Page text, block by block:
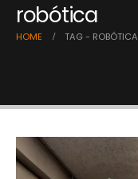
robótica
HOME TAG - ROBÓTICA